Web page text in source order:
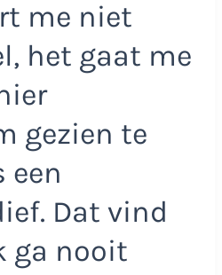
me niet
het gaat me
gezien te
een
Dat vind
ga nooit